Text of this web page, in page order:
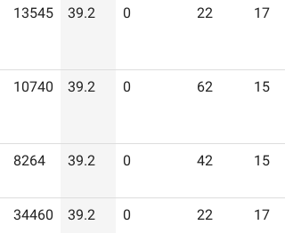
13545 39.2 0 22 17
10740 39.2 0 62 15
8264 39.2 0 42 15
34460 39.2 0 22 17